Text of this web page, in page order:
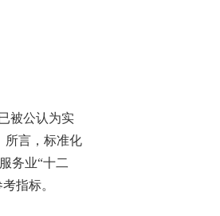
被公认为实
所言， 标准化
务业“十二
指标。